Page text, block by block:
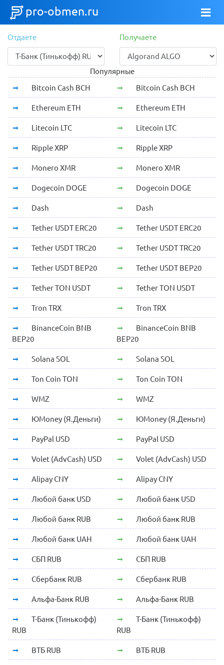
pro-obmen.ru
Отдаете Получаете
Популярные
Bitcoin Cash BCH
Bitcoin Cash BCH
Ethereum ETH Ethereum ETH
Litecoin LTC Litecoin LTC
Ripple XRP Ripple XRP
Monero XMR Monero XMR
Dogecoin DOGE Dogecoin DOGE
Dash Dash
Tether USDT ERC20 Tether USDT ERC20
Tether USDT TRC20 Tether USDT TRC20
Tether USDT BEP20 Tether USDT BEP20
Tether TON USDT Tether TON USDT
Tron TRX Tron TRX
BinanceCoin BNB
BEP20
BinanceCoin BNB
BEP20
Solana SOL Solana SOL
Ton Coin TON Ton Coin TON
WMZ WMZ
ЮMoney (Я.Деньги) ЮMoney (Я.Деньги)
PayPal USD PayPal USD
Volet (AdvCash) USD Volet (AdvCash) USD
Alipay CNY Alipay CNY
Любой банк USD Любой банк USD
Любой банк RUB Любой банк RUB
Любой банк UAH Любой банк UAH
СБП RUB СБП RUB
Сбербанк RUB Сбербанк RUB
Альфа-Банк RUB Альфа-Банк RUB
Т-Банк (Тинькофф)
RUB
Т-Банк (Тинькофф)
RUB
ВТБ RUB ВТБ RUB